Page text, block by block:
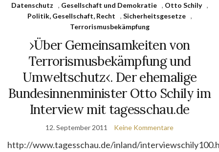
Datenschutz , Gesellschaft und Demokratie , Otto Schily
,
Politik, Gesellschaft, Recht
, Sicherheitsgesetze
,
Terrorismusbekämpfung
›Über Gemeinsamkeiten von
Terrorismusbekämpfung und
Umweltschutz‹. Der ehemalige
Bundesinnenminister Otto Schily im
Interview mit tagesschau.de
12. September 2011 Keine Kommentare
http://www.tagesschau.de/inland/